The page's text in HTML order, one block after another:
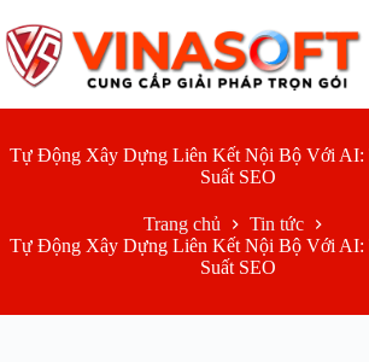
đến
phần
nội
Tự Động Xây Dựng Liên Kết Nội Bộ Với AI:
Suất SEO
Trang chủ
Tin tức
Tự Động Xây Dựng Liên Kết Nội Bộ Với AI:
Suất SEO